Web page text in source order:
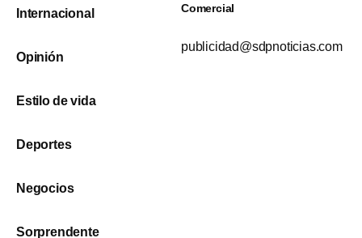
Internacional
Opinión
Estilo de vida
Deportes
Negocios
Sorprendente
Comercial
publicidad@sdpnoticias.com